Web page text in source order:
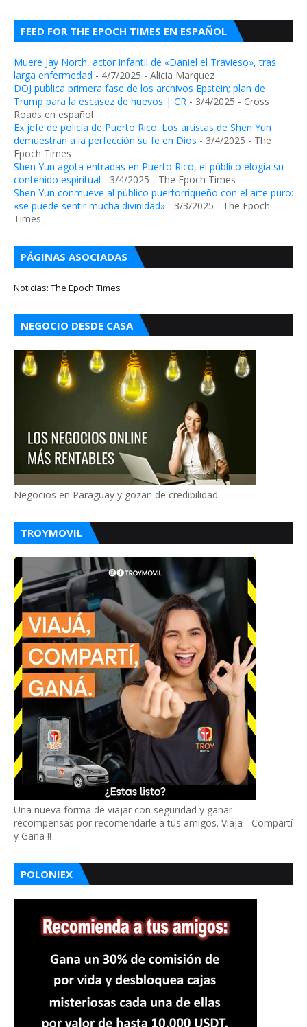
FEED FOR THE EPOCH TIMES EN ESPAÑOL
Muere Jay North, actor infantil de «Daniel el Travieso», tras
larga enfermedad - 4/7/2025 - Alicia Marquez
DOJ publica primera fase de los archivos Epstein; plan de
Trump para la escasez de huevos | CR - 3/4/2025 - Cross
Roads en español
Ex jefe de policía de Puerto Rico: Los artistas de Shen Yun
demuestran a la perfección su fe en Dios - 3/4/2025 - The
Epoch Times
Shen Yun agota entradas en Puerto Rico, el público elogia su
contenido espiritual - 3/4/2025 - The Epoch Times
Shen Yun conmueve al público puertorriqueño con el arte puro:
«se puede sentir mucha divinidad» - 3/3/2025 - The Epoch
Times
PÁGINAS ASOCIADAS
Noticias: The Epoch Times
NEGOCIO DESDE CASA
Negocios en Paraguay y gozan de credibilidad.
TROYMOVIL
Una nueva forma de viajar con seguridad y ganar
recompensas por recomendarle a tus amigos. Viaja - Compartí
y Gana !!
POLONIEX